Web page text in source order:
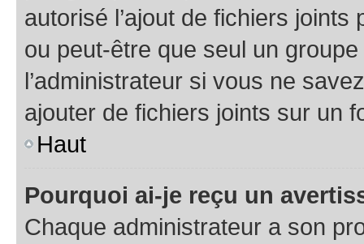
autorisé l’ajout de fichiers
ou peut-être que seul un
l’administrateur si vous ne
ajouter de fichiers joints sur un
Haut
Pourquoi ai-je reçu un
Chaque administrateur a son